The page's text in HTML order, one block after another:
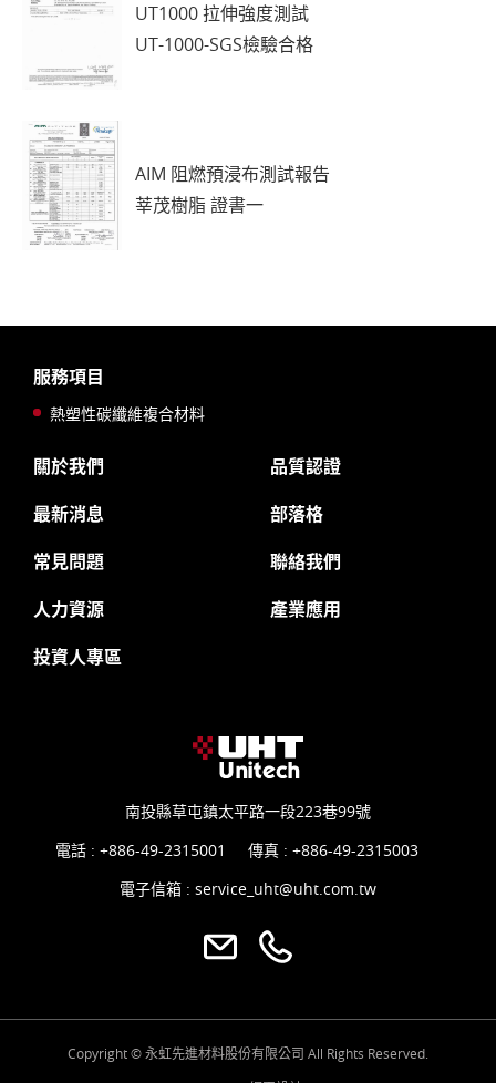
UT1000 拉伸強度測試
UT-1000-SGS檢驗合格
AIM 阻燃預浸布測試報告
莘茂樹脂 證書一
服務項目
熱塑性碳纖維複合材料
關於我們
品質認證
最新消息
部落格
常見問題
聯絡我們
人力資源
產業應用
投資人專區
南投縣草屯鎮太平路一段223巷99號
電話 : +886-49-2315001
傳真 : +886-49-2315003
電子信箱 : service_uht@uht.com.tw
Copyright © 永虹先進材料股份有限公司 All Rights Reserved.